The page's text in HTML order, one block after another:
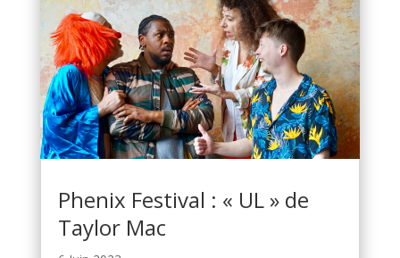
Phenix Festival : « UL » de
Taylor Mac